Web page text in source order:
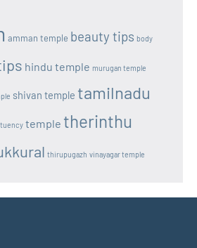
amman temple beauty tips body
hindu temple murugan temple
shivan temple tamilnadu
temple therinthu
thirupugazh vinayagar temple